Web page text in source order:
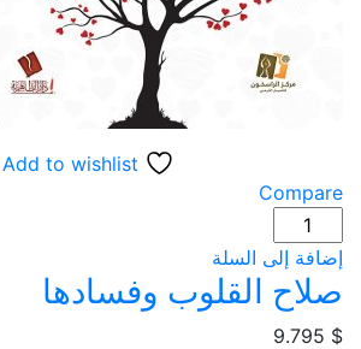
Add to wishlist
Compare
كمية
صلاح
القلوب
وفسادها
إضافة إلى السلة
صلاح القلوب وفسادها
9.795 $